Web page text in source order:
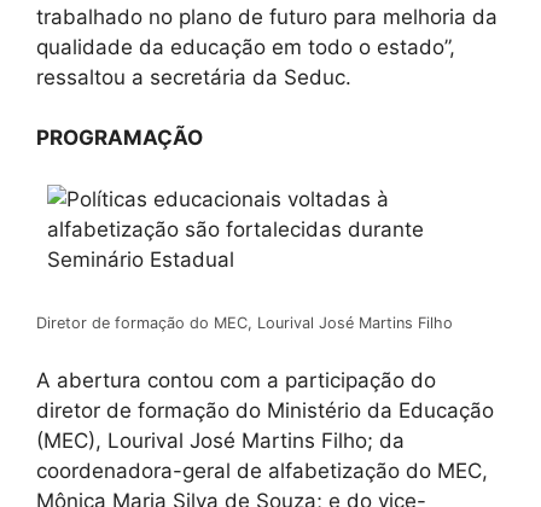
trabalhado no plano de futuro para melhoria da
qualidade da educação em todo o estado”,
ressaltou a secretária da Seduc.
PROGRAMAÇÃO
Diretor de formação do MEC, Lourival José Martins Filho
A abertura contou com a participação do
diretor de formação do Ministério da Educação
(MEC), Lourival José Martins Filho; da
coordenadora-geral de alfabetização do MEC,
Mônica Maria Silva de Souza; e do vice-